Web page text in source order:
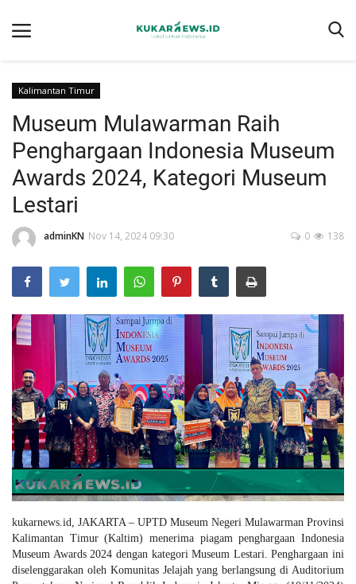
Home
Berita
Tentang kukarnews.id
Pemberitaan Media Siber
Susunan Redaksi
Advertorial
Gallery
Kalimantan Timur
Museum Mulawarman Raih
Penghargaan Indonesia Museum
Awards 2024, Kategori Museum
Lestari
adminKN Nov 14, 2024 09:30 138
0
kukarnews.id, JAKARTA – UPTD Museum Negeri Mulawarman Provinsi
Kalimantan Timur (Kaltim) menerima piagam penghargaan Indonesia
Museum Awards 2024 dengan kategori Museum Lestari. Penghargaan ini
diselenggarakan oleh Komunitas Jelajah yang berlangsung di Auditorium